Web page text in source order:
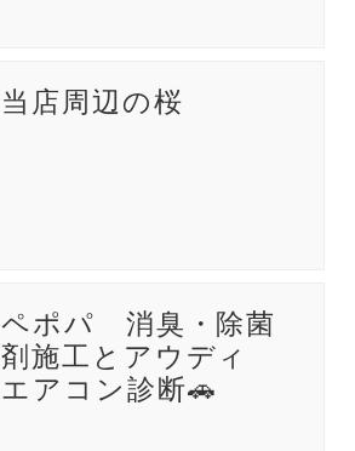
当店周辺の桜
ペポパ 消臭・除菌
剤施工とアウディ
エアコン診断🚗